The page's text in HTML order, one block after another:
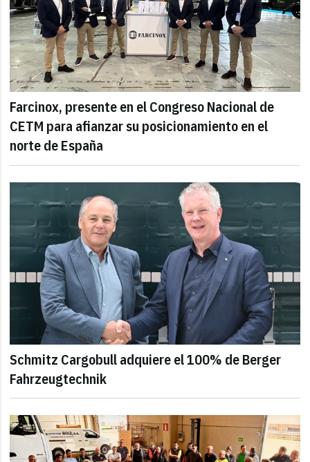
Farcinox, presente en el Congreso Nacional de
CETM para afianzar su posicionamiento en el
norte de España
Schmitz Cargobull adquiere el 100% de Berger
Fahrzeugtechnik